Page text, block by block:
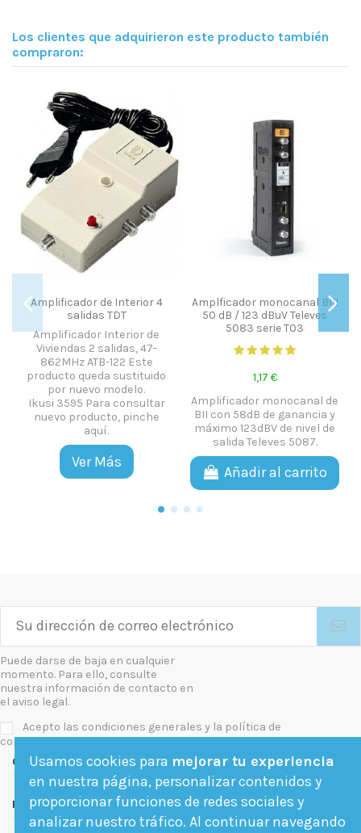
Los clientes que adquirieron este producto también
compraron:
de Interior 4
salidas TDT
Interior de
2 salidas, 47-
862MHz ATB-122 Este
queda sustituido
por nuevo modelo.
3595 Para consultar
producto, pinche
Ver Más
Amplficador monocanal BIII
50 dB / 123 dBuV Televes
5083 serie T03
Amplificador monocanal de
BII con 58dB de ganancia y
máximo 123dBV de nivel de
salida Televes 5087.
Añadir al carrito
Puede darse de baja en cualquier
momento. Para ello, consulte
nuestra información de contacto en
el aviso legal.
Acepto las condiciones generales y la política de
confidencialidad
Contact us
Follow us
Usamos cookies para mejorar tu experiencia
en nuestra página, personalizar contenidos y
proporcionar funciones de redes sociales y
analizar nuestro tráfico. Al continuar navegando